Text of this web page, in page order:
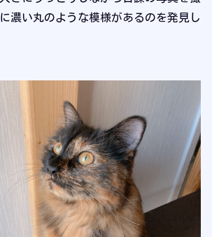
濃い丸のような模様があるのを発見し